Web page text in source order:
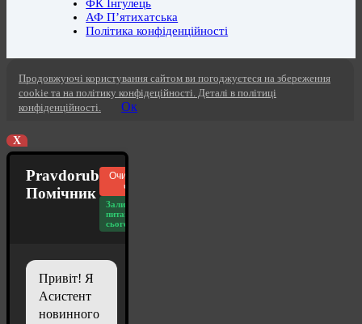
ФК Інгулець
АФ П’ятихатська
Політика конфіденційності
Продовжуючі користування сайтом ви погоджуєтеся на збереження
cookie та на політику конфідеційності. Деталі в політиці
конфіденційності.
Ок
X
Pravdorub
Помічник
Очистити
чат
Залишилось
питань
сьогодні: 20
Привіт! Я
Асистент
новинного